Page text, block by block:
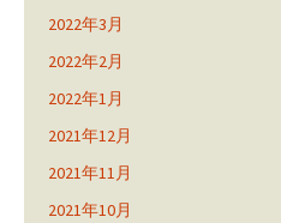
2022年3月
2022年2月
2022年1月
2021年12月
2021年11月
2021年10月